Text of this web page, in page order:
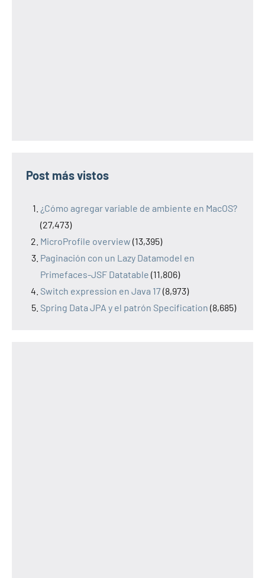
Post más vistos
¿Cómo agregar variable de ambiente en MacOS?
(27,473)
MicroProfile overview (13,395)
Paginación con un Lazy Datamodel en
Primefaces-JSF Datatable (11,806)
Switch expression en Java 17(8,973)
Spring Data JPA y el patrón Specification (8,685)